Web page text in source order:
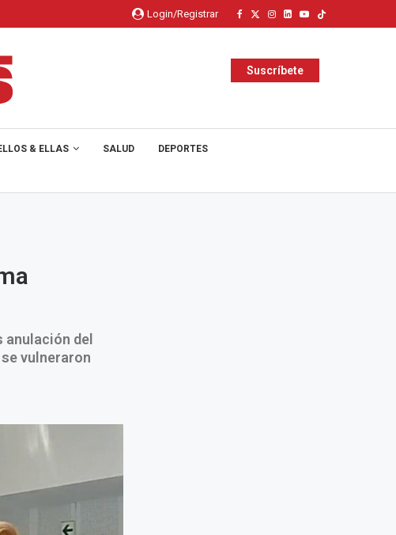
Login/Registrar
Suscríbete
& ELLAS SALUD DEPORTES
del
vulneraron